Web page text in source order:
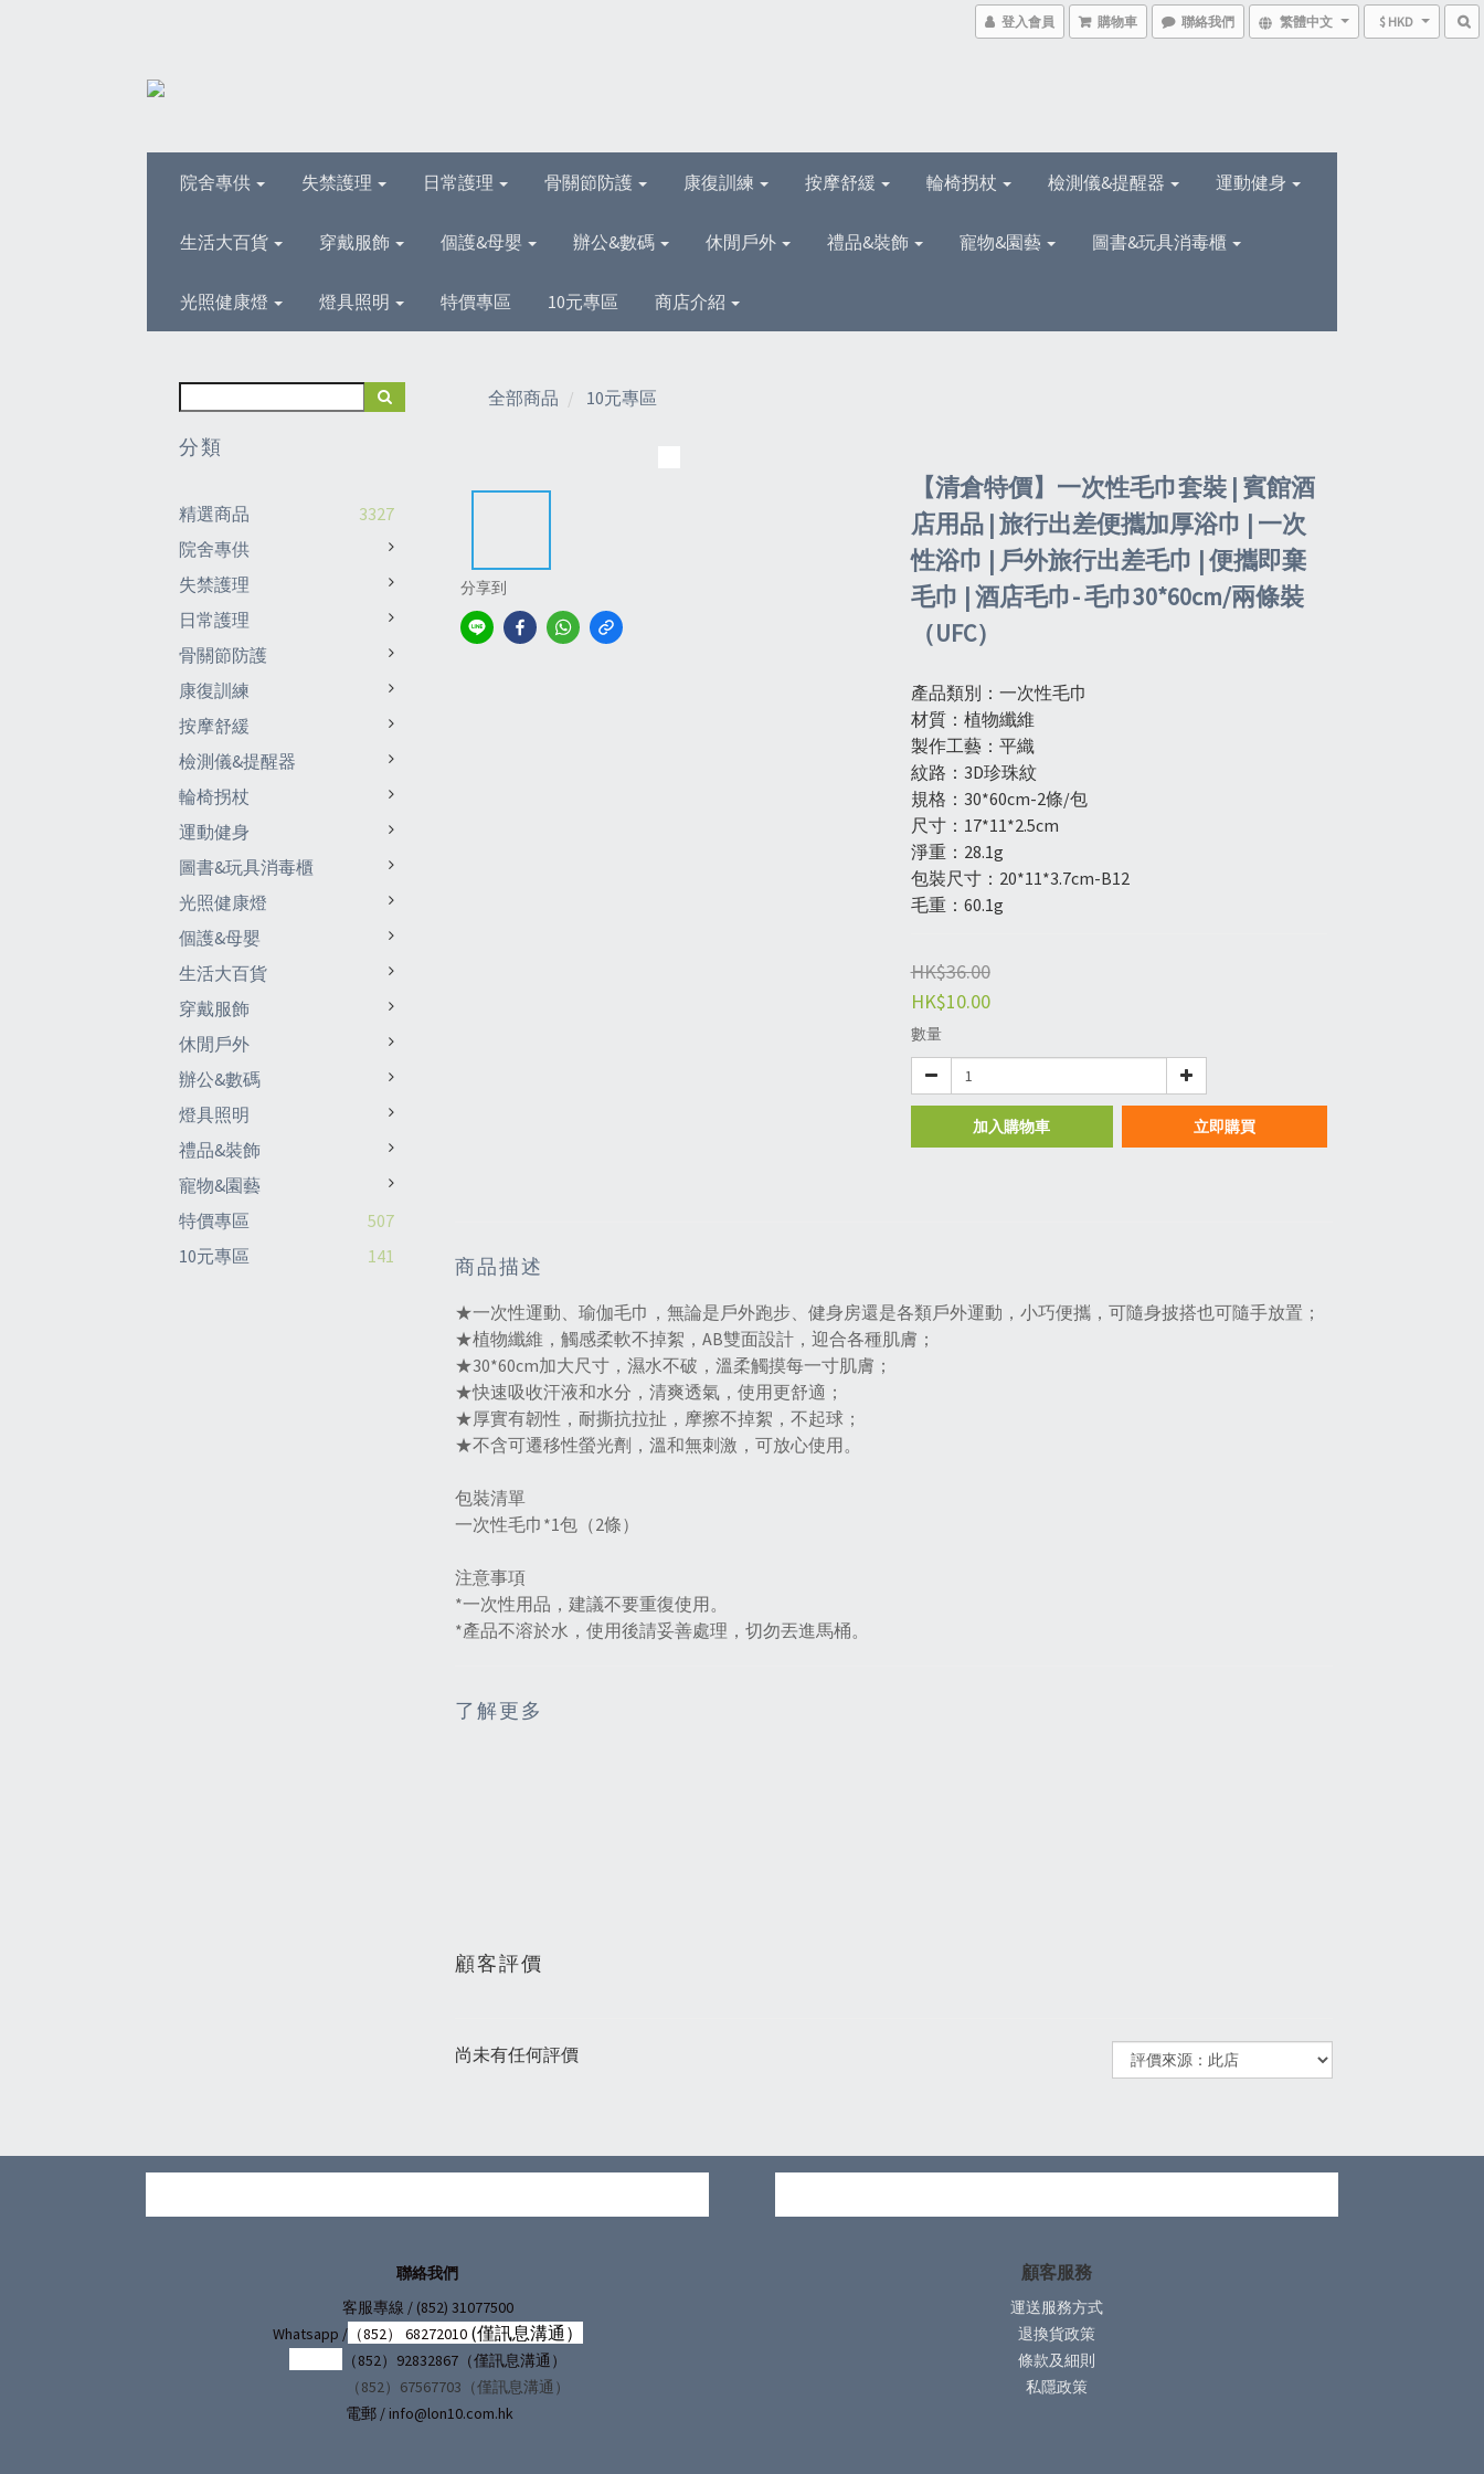
登入會員 購物車 聯絡我們 繁體中文 $ HKD
院舍專供 失禁護理 日常護理 骨關節防護 康復訓練 按摩舒緩 輪椅拐杖 檢測儀&提醒器 運動健身
生活大百貨 穿戴服飾 個護&母嬰 辦公&數碼 休閒戶外 禮品&裝飾 寵物&園藝 圖書&玩具消毒櫃
光照健康燈 燈具照明 特價專區 10元專區 商店介紹
分類
精選商品
3327
院舍專供
失禁護理
日常護理
骨關節防護
康復訓練
按摩舒緩
檢測儀&提醒器
輪椅拐杖
運動健身
圖書&玩具消毒櫃
光照健康燈
個護&母嬰
生活大百貨
穿戴服飾
休閒戶外
辦公&數碼
燈具照明
禮品&裝飾
寵物&園藝
特價專區
507
10元專區
141
全部商品 10元專區
分享到
【清倉特價】一次性毛巾套裝 | 賓館酒
店用品 | 旅行出差便攜加厚浴巾 | 一次
性浴巾 | 戶外旅行出差毛巾 | 便攜即棄
毛巾 | 酒店毛巾- 毛巾30*60cm/兩條裝
（UFC）
產品類別：一次性毛巾
材質：植物纖維
製作工藝：平織
紋路：3D珍珠紋
規格：30*60cm-2條/包
尺寸：17*11*2.5cm
淨重：28.1g
包裝尺寸：20*11*3.7cm-B12
毛重：60.1g
HK$36.00
HK$10.00
數量
加入購物車 立即購買
商品描述
★一次性運動、瑜伽毛巾，無論是戶外跑步、健身房還是各類戶外運動，小巧便攜，可隨身披搭也可隨手放置；
★植物纖維，觸感柔軟不掉絮，AB雙面設計，迎合各種肌膚；
★30*60cm加大尺寸，濕水不破，溫柔觸摸每一寸肌膚；
★快速吸收汗液和水分，清爽透氣，使用更舒適；
★厚實有韌性，耐撕抗拉扯，摩擦不掉絮，不起球；
★不含可遷移性螢光劑，溫和無刺激，可放心使用。
包裝清單
一次性毛巾*1包（2條）
注意事項
*一次性用品，建議不要重復使用。
*產品不溶於水，使用後請妥善處理，切勿丟進馬桶。
了解更多
顧客評價
尚未有任何評價
聯絡我們
客服專線 / (852) 31077500
Whatsapp /（852） 68272010 (僅訊息溝通）
（852）92832867（僅訊息溝通）
（852）67567703（僅訊息溝通）
電郵 / info@lon10.com.hk
顧客服務
運送服務方式
退換貨政策
條款及細則
私隱政策